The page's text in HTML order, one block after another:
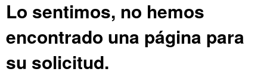
Lo sentimos, no hemos
encontrado una página para
su solicitud.